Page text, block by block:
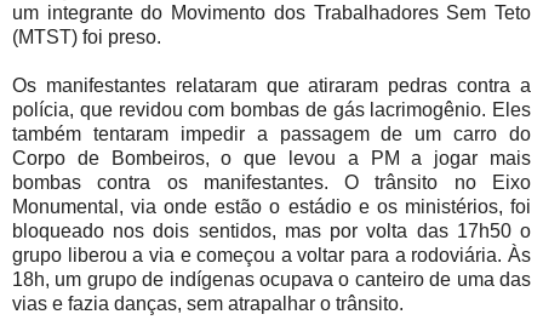
um integrante do Movimento dos Trabalhadores Sem Teto
(MTST) foi preso.
Os manifestantes relataram que atiraram pedras contra a
polícia, que revidou com bombas de gás lacrimogênio. Eles
também tentaram impedir a passagem de um carro do
Corpo de Bombeiros, o que levou a PM a jogar mais
bombas contra os manifestantes. O trânsito no Eixo
Monumental, via onde estão o estádio e os ministérios, foi
bloqueado nos dois sentidos, mas por volta das 17h50 o
grupo liberou a via e começou a voltar para a rodoviária. Às
18h, um grupo de indígenas ocupava o canteiro de uma das
vias e fazia danças, sem atrapalhar o trânsito.